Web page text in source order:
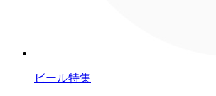
ビール特集